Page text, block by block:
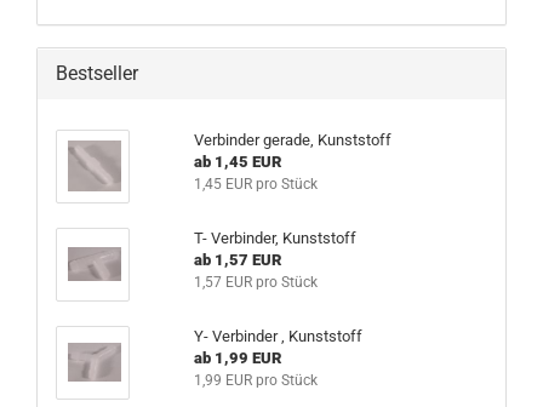
Bestseller
Verbinder gerade, Kunststoff
ab 1,45 EUR
1,45 EUR pro Stück
T- Verbinder, Kunststoff
ab 1,57 EUR
1,57 EUR pro Stück
Y- Verbinder , Kunststoff
ab 1,99 EUR
1,99 EUR pro Stück